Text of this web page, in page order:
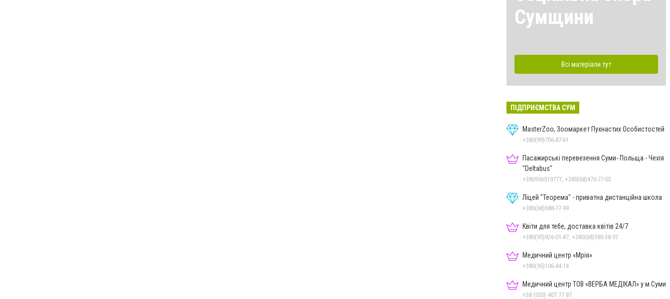
Сумщини
Всі матеріали тут
ПІДПРИЄМСТВА СУМ
MasterZoo, Зоомаркет Пухнастих Особистостей
+380(99)706-87-61
Пасажирські перевезення Суми- Польща - Чехія
"Deltabus"
+380956519777, +380(68)470-77-03
Ліцей "Теорема" - приватна дистанційна школа
+380(68)688-77-99
Квіти для тебе, доставка квітів 24/7
+380(95)926-01-47, +380(68)380-38-97
Медичний центр «Мрія»
+380(95)106-44-14
Медичний центр ТОВ «ВЕРБА МЕДІКАЛ» у м.Суми
+38 (050) 407 77 87